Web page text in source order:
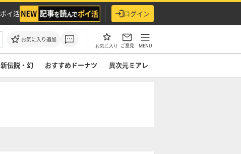
ポイ活 ログイン
お気に入り追加
お気に入り ご意見 MENU
新伝説・幻 おすすめドーナツ 異次元ミアレ